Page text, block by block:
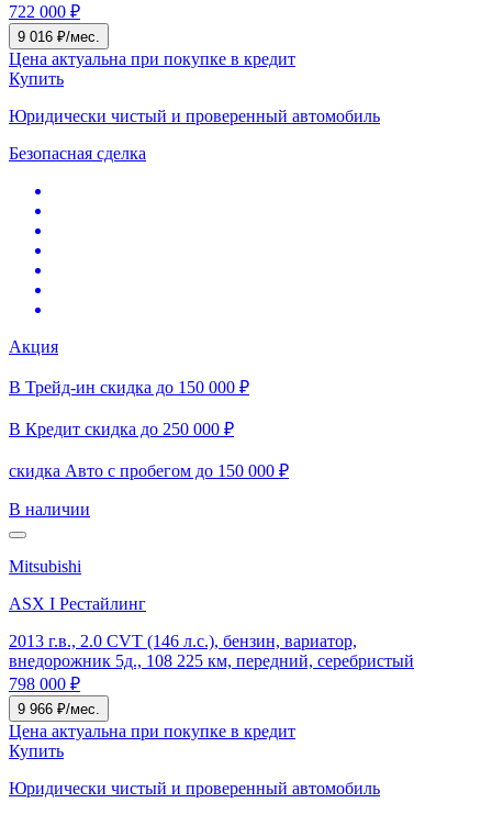
722 000 ₽
9 016 ₽/мес.
Цена актуальна при покупке в кредит
Купить
Юридически чистый и проверенный автомобиль
Безопасная сделка
Акция
В Трейд-ин скидка до 150 000 ₽
В Кредит скидка до 250 000 ₽
скидка Авто с пробегом до 150 000 ₽
В наличии
Mitsubishi
ASX I Рестайлинг
2013 г.в., 2.0 CVT (146 л.с.), бензин, вариатор,
внедорожник 5д., 108 225 км, передний, серебристый
798 000 ₽
9 966 ₽/мес.
Цена актуальна при покупке в кредит
Купить
Юридически чистый и проверенный автомобиль